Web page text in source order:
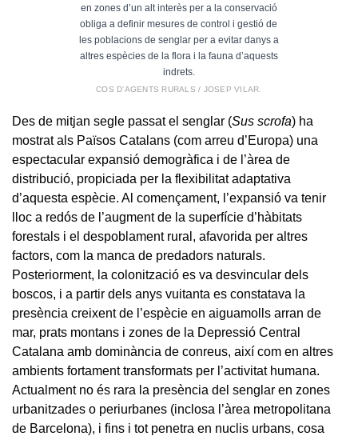
en zones d’un alt interès per a la conservació
obliga a definir mesures de control i gestió de
les poblacions de senglar per a evitar danys a
altres espècies de la flora i la fauna d’aquests
indrets.
COS D’AGENTS RURALS / JOSEP VILAR.
Des de mitjan segle passat el senglar (Sus scrofa) ha
mostrat als Països Catalans (com arreu d’Europa) una
espectacular expansió demogràfica i de l’àrea de
distribució, propiciada per la flexibilitat adaptativa
d’aquesta espècie. Al començament, l’expansió va tenir
lloc a redós de l’augment de la superfície d’hàbitats
forestals i el despoblament rural, afavorida per altres
factors, com la manca de predadors naturals.
Posteriorment, la colonització es va desvincular dels
boscos, i a partir dels anys vuitanta es constatava la
presència creixent de l’espècie en aiguamolls arran de
mar, prats montans i zones de la Depressió Central
Catalana amb dominància de conreus, així com en altres
ambients fortament transformats per l’activitat humana.
Actualment no és rara la presència del senglar en zones
urbanitzades o periurbanes (inclosa l’àrea metropolitana
de Barcelona), i fins i tot penetra en nuclis urbans, cosa